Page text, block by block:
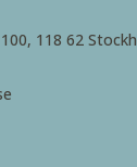
118 62